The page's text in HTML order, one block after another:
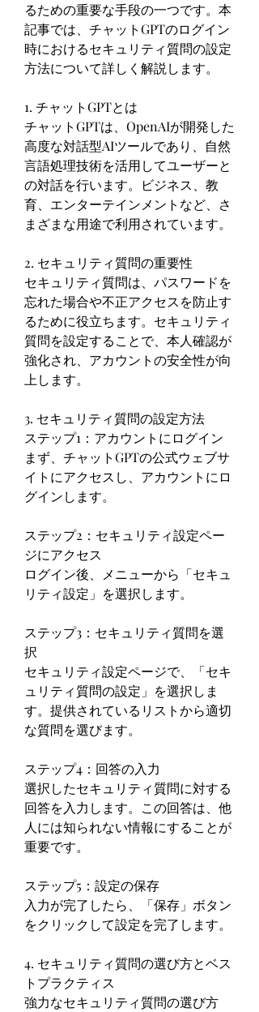
るための重要な手段の一つです。本
記事では、チャットGPTのログイン
時におけるセキュリティ質問の設定
方法について詳しく解説します。
1. チャットGPTとは
チャットGPTは、OpenAIが開発した
高度な対話型AIツールであり、自然
言語処理技術を活用してユーザーと
の対話を行います。ビジネス、教
育、エンターテインメントなど、さ
まざまな用途で利用されています。
2. セキュリティ質問の重要性
セキュリティ質問は、パスワードを
忘れた場合や不正アクセスを防止す
るために役立ちます。セキュリティ
質問を設定することで、本人確認が
強化され、アカウントの安全性が向
上します。
3. セキュリティ質問の設定方法
ステップ1：アカウントにログイン
まず、チャットGPTの公式ウェブサ
イトにアクセスし、アカウントにロ
グインします。
ステップ2：セキュリティ設定ペー
ジにアクセス
ログイン後、メニューから「セキュ
リティ設定」を選択します。
ステップ3：セキュリティ質問を選
択
セキュリティ設定ページで、「セキ
ュリティ質問の設定」を選択しま
す。提供されているリストから適切
な質問を選びます。
ステップ4：回答の入力
選択したセキュリティ質問に対する
回答を入力します。この回答は、他
人には知られない情報にすることが
重要です。
ステップ5：設定の保存
入力が完了したら、「保存」ボタン
をクリックして設定を完了します。
4. セキュリティ質問の選び方とベス
トプラクティス
強力なセキュリティ質問の選び方